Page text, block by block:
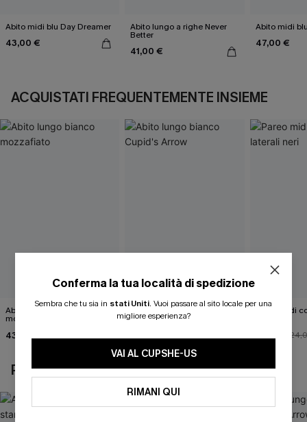
Abito midi blu Day Dreamer
43,00 €
Abito lungo a righe Never
Better
41,00 €
Abito midi
47,00 €
ACQUISTATI FREQUENTEMENTE INSIEME
Abito lungo bianco
mozzafiato
43,00 €
Abito lungo bianco Cupid's
Arrow
Pareo midi
POTREBBE INTERESSARTI ANCHE
Conferma la tua località di spedizione
Sembra che tu sia in stati Uniti. Vuoi passare al sito locale per una
migliore esperienza?
VAI AL CUPSHE-US
RIMANI QUI